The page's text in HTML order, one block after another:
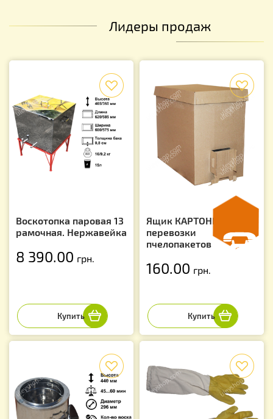
Лидеры продаж
Воскотопка паровая 13
рамочная. Нержавейка
8 390.00 грн.
Ящик КАРТОННЫЙ для
перевозки
пчелопакетов
160.00 грн.